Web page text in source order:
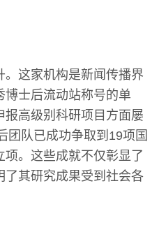
。这家机构是新闻传播界
博士后流动站称号的单
报高级别科研项目方面屡
团队已成功争取到19项国
。这些成就不仅彰显了
了其研究成果受到社会各